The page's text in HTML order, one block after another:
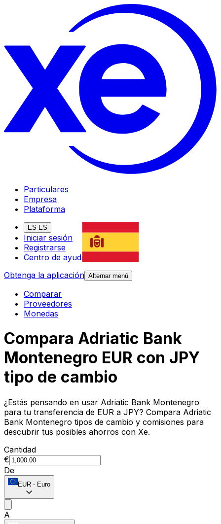
Particulares
Empresa
Plataforma
ES-ES
Iniciar sesión
Registrarse
Centro de ayuda
Obtenga la aplicación Alternar menú
Comparar
Proveedores
Monedas
Compara Adriatic Bank
Montenegro EUR con JPY
tipo de cambio
¿Estás pensando en usar Adriatic Bank Montenegro
para tu transferencia de EUR a JPY? Compara Adriatic
Bank Montenegro tipos de cambio y comisiones para
descubrir tus posibles ahorros con Xe.
Cantidad
€
De
EUR - Euro
A